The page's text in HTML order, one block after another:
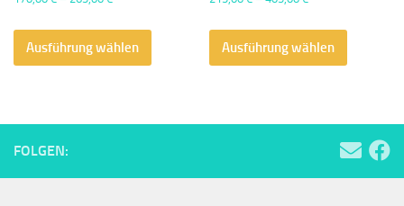
Ausführung wählen
weist
Optionen
Ausführung wählen
weist
Die
Optionen
FOLGEN: